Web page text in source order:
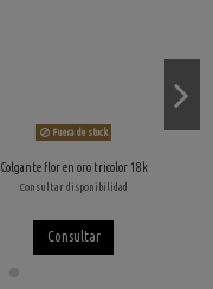
Fuera de stock
Colgante flor en oro tricolor 18k
Consultar disponibilidad
Consultar